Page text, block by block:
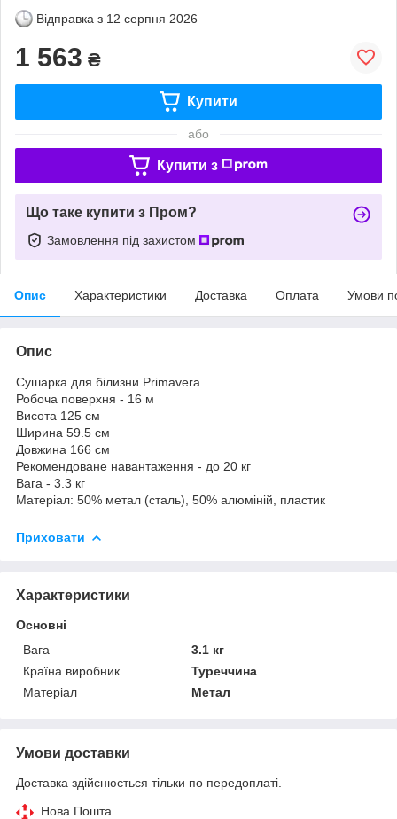
Відправка з 12 серпня 2026
1 563 ₴
Купити
або
Купити з
Що таке купити з Пром?
Замовлення під захистом
Опис Характеристики Доставка Оплата Умови
Опис
Сушарка для білизни Primavera
Робоча поверхня - 16 м
Висота 125 см
Ширина 59.5 см
Довжина 166 см
Рекомендоване навантаження - до 20 кг
Вага - 3.3 кг
Матеріал: 50% метал (сталь), 50% алюміній, пластик
Приховати
Характеристики
Основні
Вага
3.1 кг
Країна виробник
Туреччина
Матеріал
Метал
Умови доставки
Доставка здійснюється тільки по передоплаті.
Нова Пошта